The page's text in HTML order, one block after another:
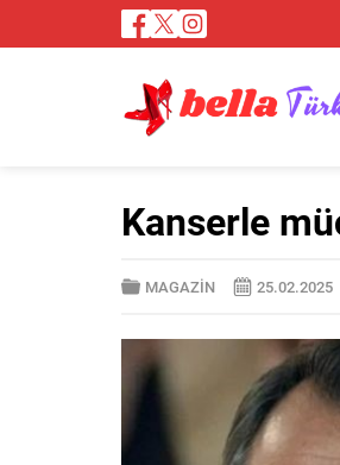
Kanserle
MAGAZİN 25.02.2025